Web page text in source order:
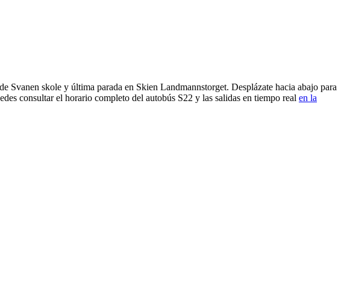
Svanen skole y última parada en Skien Landmannstorget. Desplázate hacia abajo para
consultar el horario completo del autobús S22 y las salidas en tiempo real en la